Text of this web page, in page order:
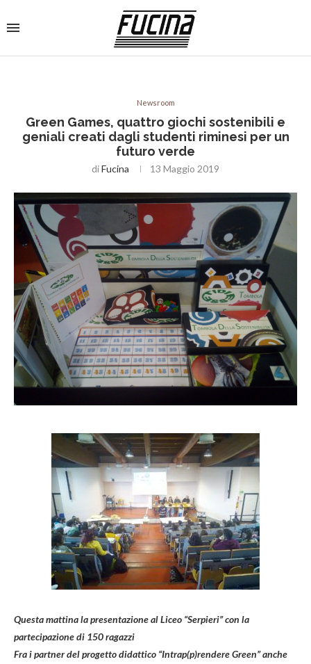
Newsroom
Green Games, quattro giochi sostenibili e
geniali creati dagli studenti riminesi per un
futuro verde
diFucina 13 Maggio 2019
Questa mattina la presentazione al Liceo “Serpieri” con la
partecipazione di 150 ragazzi
Fra i partner del progetto didattico “Intrap(p)rendere Green” anche